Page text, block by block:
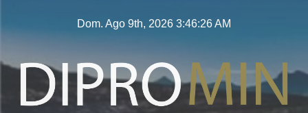
Dom. Ago 9th, 2026 3:46:27 AM